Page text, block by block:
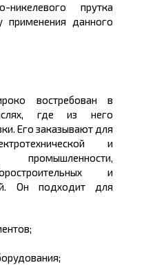
никелевого прутка
применения данного
востребован в
где из него
Его заказывают для
и
и
Он подходит для